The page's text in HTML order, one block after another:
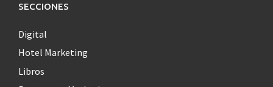
SECCIONES
Digital
Hotel Marketing
Libros